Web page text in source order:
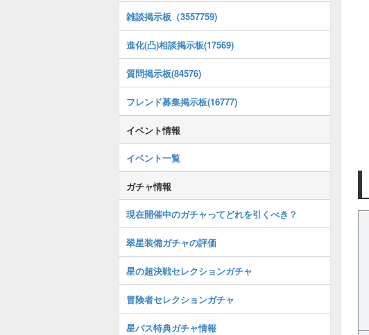
雑談掲示板（3557759)
進化(凸)相談掲示板(17569)
質問掲示板(84576)
フレンド募集掲示板(16777)
イベント情報
イベント一覧
ガチャ情報
現在開催中のガチャってどれを引くべき？
翠星装備ガチャの評価
星の超決戦セレクションガチャ
冒険者セレクションガチャ
星パス特典ガチャ情報